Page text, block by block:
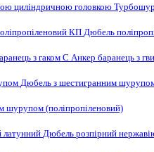
циліндричною головкою
КП Дюбель
з гаком С Анкер баранець з
Дюбель з шестигранним
шурупом (поліпропіленовий)
латунний Дюбель розпірний